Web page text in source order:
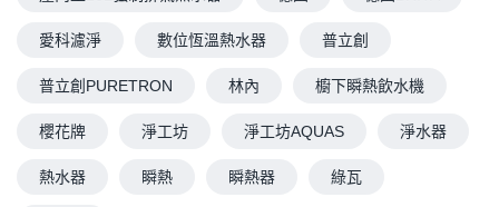
愛科濾淨 數位恆溫熱水器 普立創
普立創PURETRON 林內 櫥下瞬熱飲水機
櫻花牌 淨工坊 淨工坊AQUAS 淨水器
熱水器 瞬熱 瞬熱器 綠瓦